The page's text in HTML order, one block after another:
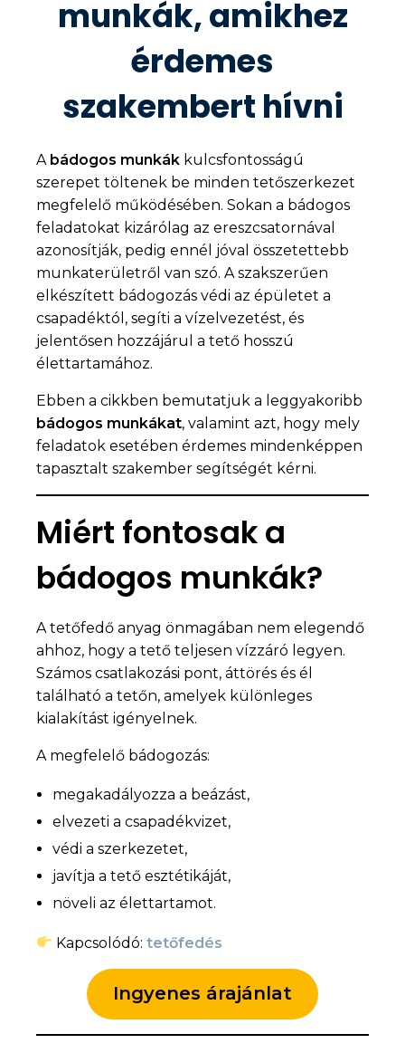
munkák, amikhez
érdemes
szakembert hívni
A bádogos munkák kulcsfontosságú
szerepet töltenek be minden tetőszerkezet
megfelelő működésében. Sokan a bádogos
feladatokat kizárólag az ereszcsatornával
azonosítják, pedig ennél jóval összetettebb
munkaterületről van szó. A szakszerűen
elkészített bádogozás védi az épületet a
csapadéktól, segíti a vízelvezetést, és
jelentősen hozzájárul a tető hosszú
élettartamához.
Ebben a cikkben bemutatjuk a leggyakoribb
bádogos munkákat, valamint azt, hogy mely
feladatok esetében érdemes mindenképpen
tapasztalt szakember segítségét kérni.
Miért fontosak a
bádogos munkák?
A tetőfedő anyag önmagában nem elegendő
ahhoz, hogy a tető teljesen vízzáró legyen.
Számos csatlakozási pont, áttörés és él
található a tetőn, amelyek különleges
kialakítást igényelnek.
A megfelelő bádogozás:
megakadályozza a beázást,
elvezeti a csapadékvizet,
védi a szerkezetet,
javítja a tető esztétikáját,
növeli az élettartamot.
Kapcsolódó:tetőfedés
Ingyenes árajánlat